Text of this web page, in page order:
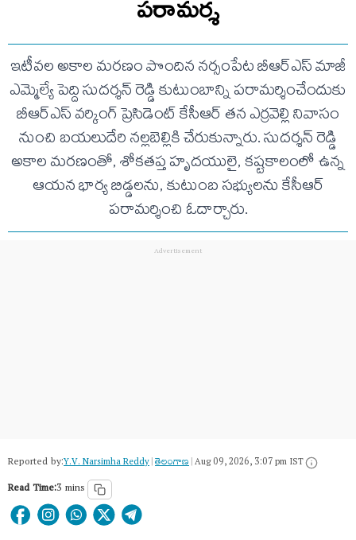
పరామర్శ
ఇటీవల అకాల మరణం పొందిన నర్సంపేట బీఆర్ఎస్ మాజీ
ఎమ్మెల్యే పెద్ది సుదర్శన్ రెడ్డి కుటుంబాన్ని పరామర్శించేందుకు
బీఆర్ఎస్ వర్కింగ్ ప్రెసిడెంట్ కేసీఆర్ తన ఎర్రవెల్లి నివాసం
నుంచి బయలుదేరి నల్లబెల్లికి చేరుకున్నారు. సుదర్శన్ రెడ్డి
అకాల మరణంతో, శోకతప్త హృదయులై, కష్టకాలంలో ఉన్న
ఆయన భార్య బిడ్డలను, కుటుంబ సభ్యులను కేసీఆర్
పరామర్శించి ఓదార్చారు.
Reported by:Y.V. Narsimha Reddy|తెలంగాణ‌|Aug 09, 2026, 3:07 pm IST
Read Time:3 mins